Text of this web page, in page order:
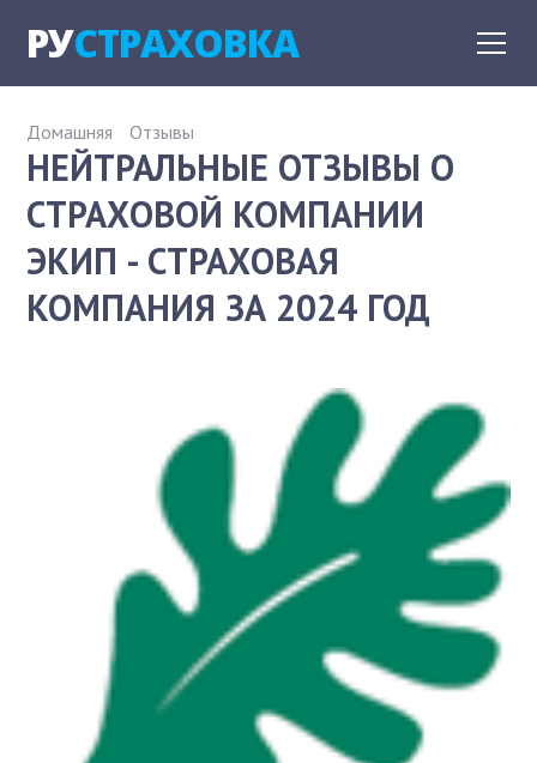
РУСТРАХОВКА
Домашняя Отзывы
НЕЙТРАЛЬНЫЕ ОТЗЫВЫ О
СТРАХОВОЙ КОМПАНИИ
ЭКИП - СТРАХОВАЯ
КОМПАНИЯ ЗА 2024 ГОД